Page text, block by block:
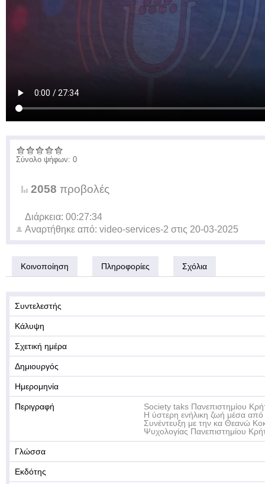
Σύνολο ψήφων: 0
2058 προβολές
Διάρκεια: 00:27:34
Αναρτήθηκε από: video-services-2 στις 20-03-2025
Κοινοποίηση Πληροφορίες Σχόλια
Συντελεστής
Κάλυψη
Σχετική ημέρα
Δημιουργός
Ημερομηνία
Περιγραφή
Society taks Πανεπιστημίου
Η ύστερη ενήλικη ζωή μέσα από
Συνέντευξη με την κα Θεανώ
Ψυχολογίας Πανεπιστημίου
Γλώσσα
Εκδότης